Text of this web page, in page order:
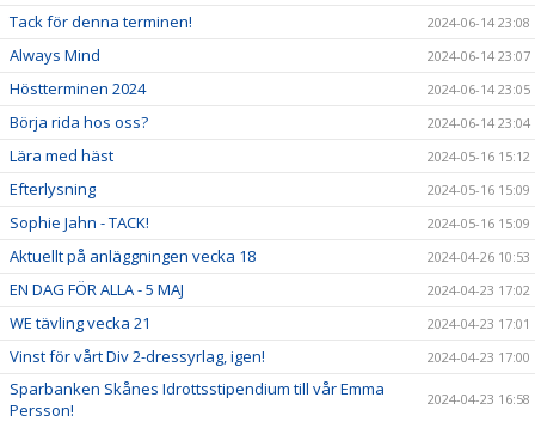
Tack för denna terminen! 2024-06-14 23:08
Always Mind 2024-06-14 23:07
Höstterminen 2024 2024-06-14 23:05
Börja rida hos oss? 2024-06-14 23:04
Lära med häst 2024-05-16 15:12
Efterlysning 2024-05-16 15:09
Sophie Jahn - TACK! 2024-05-16 15:09
Aktuellt på anläggningen vecka 18 2024-04-26 10:53
EN DAG FÖR ALLA - 5 MAJ 2024-04-23 17:02
WE tävling vecka 21 2024-04-23 17:01
Vinst för vårt Div 2-dressyrlag, igen! 2024-04-23 17:00
Sparbanken Skånes Idrottsstipendium till vår Emma
Persson!
2024-04-23 16:58